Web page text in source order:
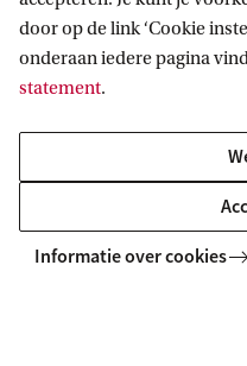
Direct naar
Wiskundecursussen
Locatie en contact
door op de link ‘Cookie
onderaan iedere pagina
statement.
Informatie over cookies